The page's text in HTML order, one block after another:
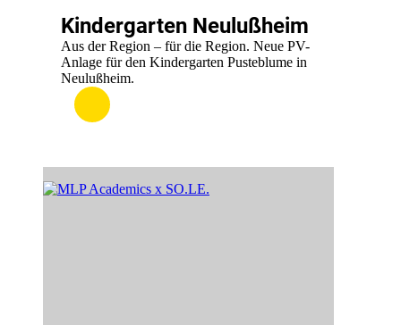
Kindergarten Neulußheim
Aus der Region – für die Region. Neue PV-
Anlage für den Kindergarten Pusteblume in
Neulußheim.
.:
Kindergarten
Neulußheim